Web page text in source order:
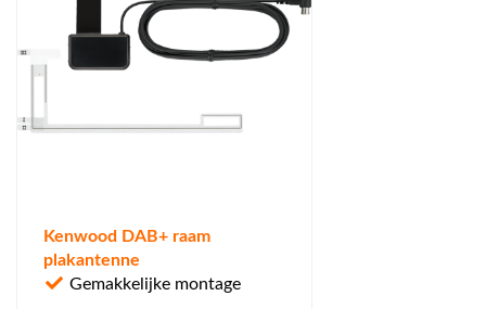
Kenwood DAB+ raam
plakantenne
Gemakkelijke montage